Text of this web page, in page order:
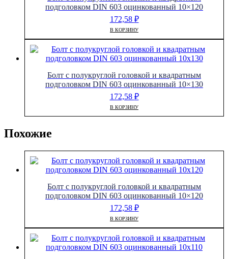
подголовком DIN 603 оцинкованный 10×120
172,58 ₽
В КОРЗИНУ
Болт с полукруглой головкой и квадратным
подголовком DIN 603 оцинкованный 10×130
172,58 ₽
В КОРЗИНУ
Похожие
Болт с полукруглой головкой и квадратным
подголовком DIN 603 оцинкованный 10×120
172,58 ₽
В КОРЗИНУ